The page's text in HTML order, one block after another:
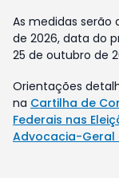
As medidas serão
de 2026, data do
25 de outubro de
Orientações
na Cartilha de
Federais nas
Advocacia-Geral